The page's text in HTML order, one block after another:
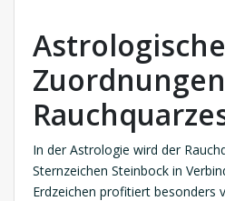
Astrologische
In der Astrologie wird der
Sternzeichen Steinbock in
Erdzeichen profitiert besonders